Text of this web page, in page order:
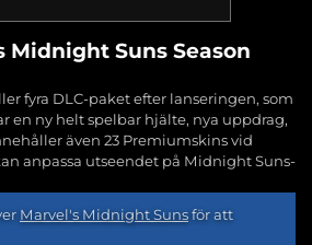
Midnight Suns Season
fyra DLC-paket efter lanseringen, som
en ny helt spelbar hjälte, nya uppdrag,
även 23 Premiumskins vid
anpassa utseendet på Midnight Suns-
Marvel's Midnight Sunsför att